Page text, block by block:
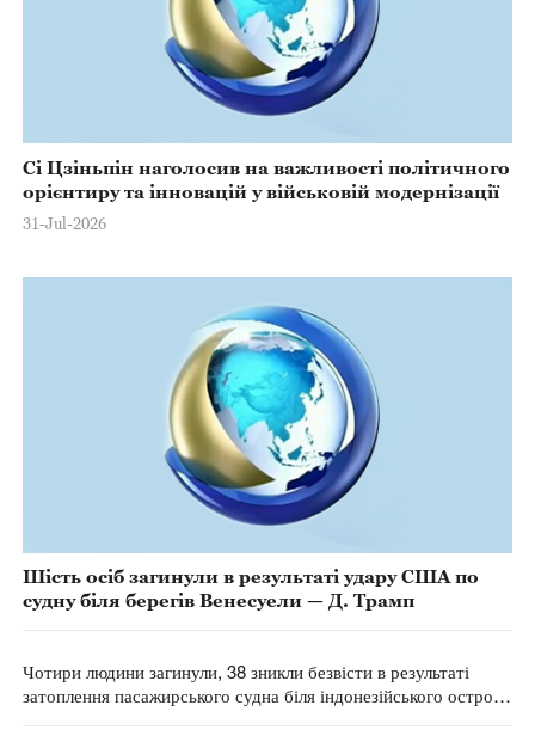
Сі Цзіньпін наголосив на важливості політичного
орієнтиру та інновацій у військовій модернізації
31-Jul-2026
Шість осіб загинули в результаті удару США по
судну біля берегів Венесуели — Д. Трамп
Чотири людини загинули, 38 зникли безвісти в результаті
затоплення пасажирського судна біля індонезійського острова